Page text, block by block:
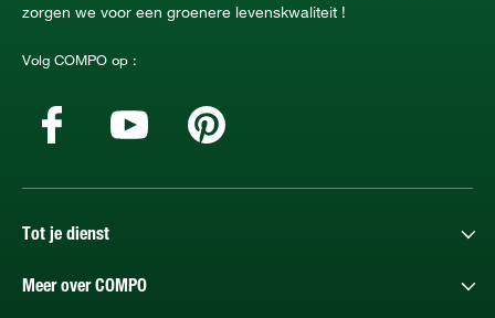
zorgen we voor een groenere levenskwaliteit !
Volg COMPO op :
Tot je dienst
Meer over COMPO